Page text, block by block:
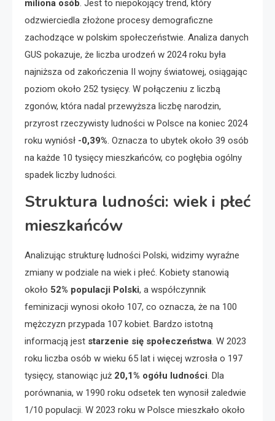
miliona osób. Jest to niepokojący trend, który
odzwierciedla złożone procesy demograficzne
zachodzące w polskim społeczeństwie. Analiza danych
GUS pokazuje, że liczba urodzeń w 2024 roku była
najniższa od zakończenia II wojny światowej, osiągając
poziom około 252 tysięcy. W połączeniu z liczbą
zgonów, która nadal przewyższa liczbę narodzin,
przyrost rzeczywisty ludności w Polsce na koniec 2024
roku wyniósł -0,39%. Oznacza to ubytek około 39 osób
na każde 10 tysięcy mieszkańców, co pogłębia ogólny
spadek liczby ludności.
Struktura ludności: wiek i płeć
mieszkańców
Analizując strukturę ludności Polski, widzimy wyraźne
zmiany w podziale na wiek i płeć. Kobiety stanowią
około 52% populacji Polski, a współczynnik
feminizacji wynosi około 107, co oznacza, że na 100
mężczyzn przypada 107 kobiet. Bardzo istotną
informacją jest starzenie się społeczeństwa. W 2023
roku liczba osób w wieku 65 lat i więcej wzrosła o 197
tysięcy, stanowiąc już 20,1% ogółu ludności. Dla
porównania, w 1990 roku odsetek ten wynosił zaledwie
1/10 populacji. W 2023 roku w Polsce mieszkało około